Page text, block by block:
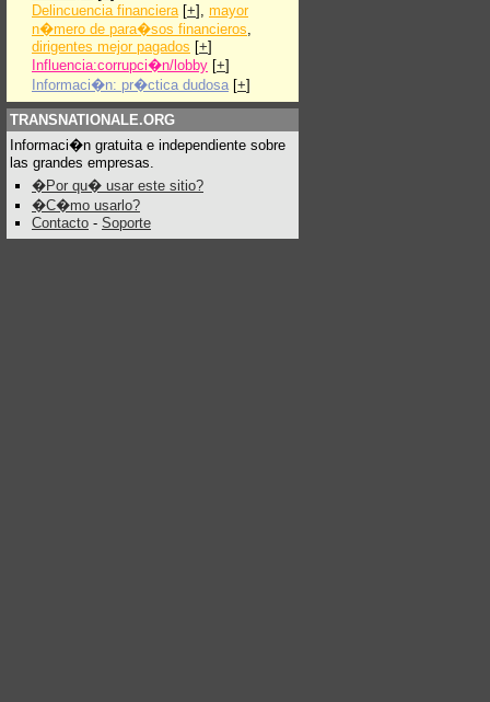
Delincuencia financiera[+], mayor
n�mero de para�sos financieros,
dirigentes mejor pagados [+]
Influencia:corrupci�n/lobby [+]
Informaci�n: pr�ctica dudosa [+]
TRANSNATIONALE.ORG
Informaci�n gratuita e independiente sobre
las grandes empresas.
�Por qu� usar este sitio?
�C�mo usarlo?
Contacto - Soporte